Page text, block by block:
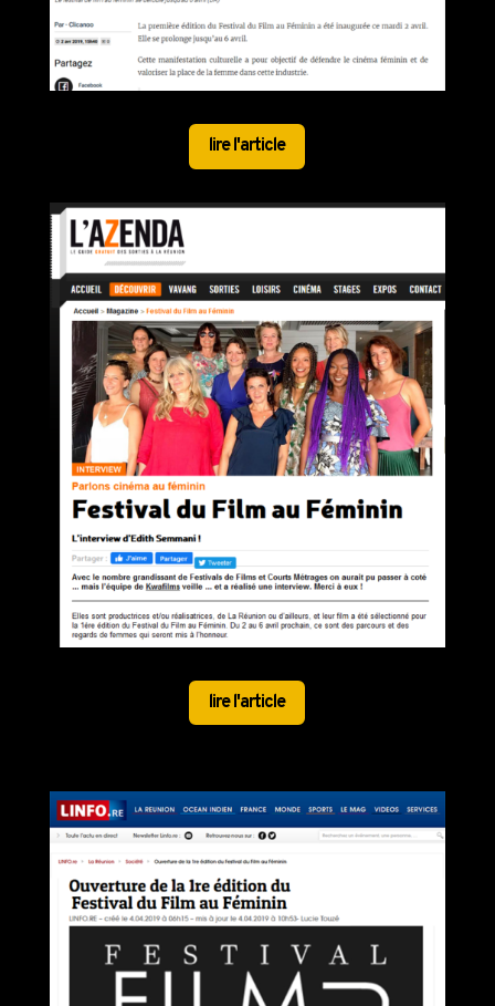
lire l'article
lire l'article